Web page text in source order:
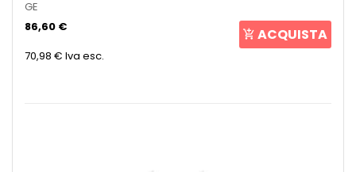
GE
86,60 €
70,98 € Iva esc.
ACQUISTA